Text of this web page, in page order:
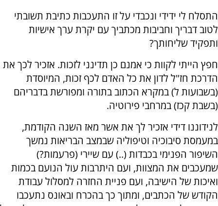
התסלח לי ידידי ונכבדי על זו התעכבות כתיבת תשובתי
לטוב דבריך וחביבות מכתביך עם יקרת ערך אישיות
ותפקיד שליחותך?
חפץ הייתי לקוות כי אמנם כן תדינני לזכות. אזכיר לכך את
הדרכת חז"ל לדון את כל האדם לכף זכות, המיוסדת
(בשבועות ל) במקרא הכתוב בתורה ומפורשת בדבריהם
(בשבת קכז) במרחבי פירוטיה.
לנידוננו דידי אזכיר לך את אשר מאז השנה הקודמת,
במעמסת סיבוכיה וטיפוליה שבמצב הבריאות נמשך
השיפור הפנימי בכבדות (..) עם שיירי (פרעמות?)
שמעכבים את המצוות, ועם היתרבות עול הנועם בכמות
ואיכות של הישיבה, ועם פניית החזרה למסלול עבודת
הקודש של הכתבים, ומתוך כך בהכרח ובאונס נתעכבו